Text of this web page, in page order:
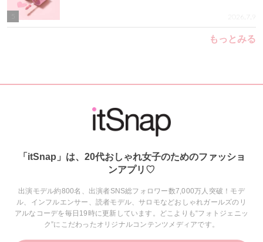
2026.7.9
もっとみる
「itSnap」は、20代おしゃれ女子のためのファッショ
ンアプリ♡
出演モデル約800名、出演者SNS総フォロワー数7,000万人突破！モデ
ル、インフルエンサー、読者モデル、サロモなどおしゃれガールズのリ
アルなコーデを毎日19時に更新しています。どこよりも“フォトジェニッ
ク”にこだわったオリジナルコンテンツメディアです。